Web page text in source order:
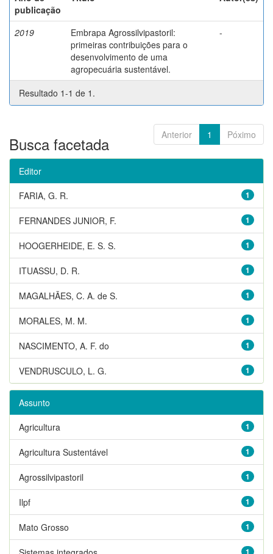
publicação
2019
Embrapa Agrossilvipastoril:
primeiras contribuições para o
desenvolvimento de uma
agropecuária sustentável.
-
Resultado 1-1 de 1.
Anterior 1 Póximo
Busca facetada
Editor
1
FARIA, G. R.
1
FERNANDES JUNIOR, F.
1
HOOGERHEIDE, E. S. S.
1
ITUASSU, D. R.
1
MAGALHÃES, C. A. de S.
1
MORALES, M. M.
1
NASCIMENTO, A. F. do
1
VENDRUSCULO, L. G.
Assunto
1
Agricultura
1
Agricultura Sustentável
1
Agrossilvipastoril
1
Ilpf
1
Mato Grosso
1